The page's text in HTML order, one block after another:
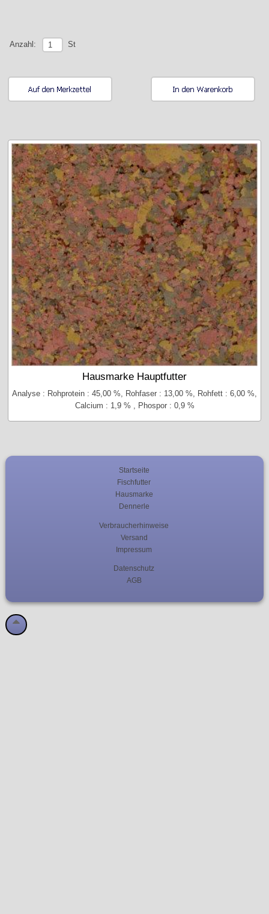
Anzahl: St
Hausmarke Hauptfutter
Analyse : Rohprotein : 45,00 %, Rohfaser : 13,00 %, Rohfett : 6,00 %,
Calcium : 1,9 % , Phospor : 0,9 %
Startseite
Fischfutter
Hausmarke
Dennerle
Verbraucherhinweise
Versand
Impressum
Datenschutz
AGB